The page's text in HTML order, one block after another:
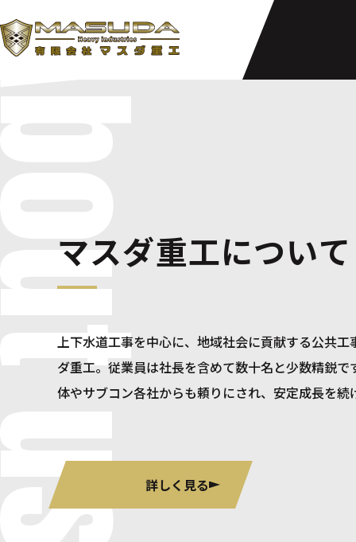
マスダ重工について
上下水道工事を中心に、地域社会に貢献する公共工
ダ重工。従業員は社長を含めて数十名と少数精鋭で
体やサブコン各社からも頼りにされ、安定成長を続
詳しく見る